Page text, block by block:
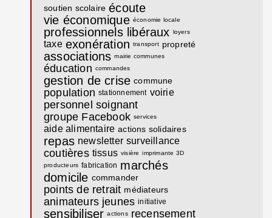
soutien scolaire écoute
vie économique économie locale
professionnels libéraux loyers
taxe exonération transport propreté
associations mairie communes
éducation commandes
gestion de crise commune
population stationnement voirie
personnel soignant
groupe Facebook services
aide alimentaire actions solidaires
repas newsletter surveillance
coutières tissus visière imprimante 3D
producteurs fabrication marchés
domicile commander
points de retrait médiateurs
animateurs jeunes initiative
sensibiliser actions recensement